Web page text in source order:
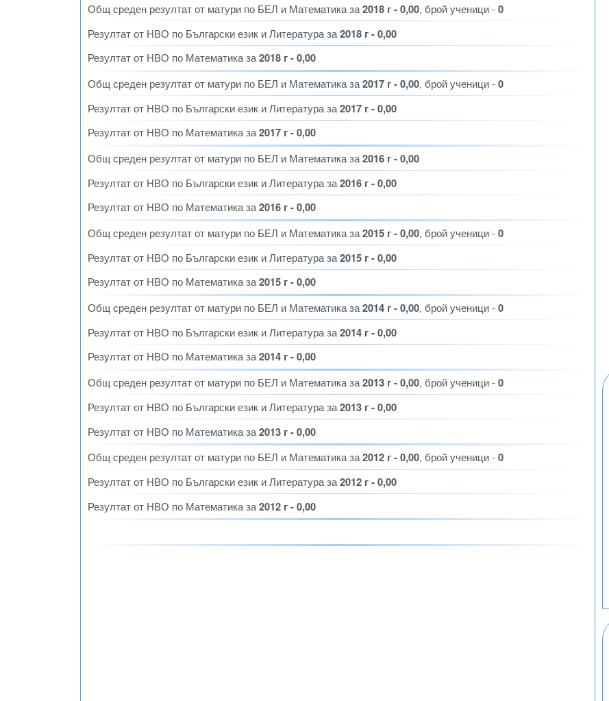
Общ среден резултат от матури по БЕЛ и Математика за2018 г - 0,00, брой ученици -0
Резултат от НВО по Български език и Литература за2018 г - 0,00
Резултат от НВО по Математика за2018 г - 0,00
Общ среден резултат от матури по БЕЛ и Математика за2017 г - 0,00, брой ученици -0
Резултат от НВО по Български език и Литература за2017 г - 0,00
Резултат от НВО по Математика за2017 г - 0,00
Общ среден резултат от матури по БЕЛ и Математика за2016 г - 0,00
Резултат от НВО по Български език и Литература за2016 г - 0,00
Резултат от НВО по Математика за2016 г - 0,00
Общ среден резултат от матури по БЕЛ и Математика за2015 г - 0,00, брой ученици -0
Резултат от НВО по Български език и Литература за2015 г - 0,00
Резултат от НВО по Математика за2015 г - 0,00
Общ среден резултат от матури по БЕЛ и Математика за2014 г - 0,00, брой ученици -0
Резултат от НВО по Български език и Литература за2014 г - 0,00
Резултат от НВО по Математика за2014 г - 0,00
Общ среден резултат от матури по БЕЛ и Математика за2013 г - 0,00, брой ученици -0
Резултат от НВО по Български език и Литература за2013 г - 0,00
Резултат от НВО по Математика за2013 г - 0,00
Общ среден резултат от матури по БЕЛ и Математика за2012 г - 0,00, брой ученици -0
Резултат от НВО по Български език и Литература за2012 г - 0,00
Резултат от НВО по Математика за2012 г - 0,00